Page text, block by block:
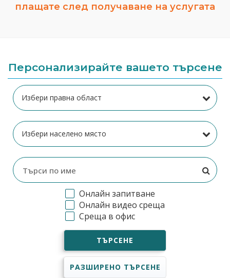
плащате след получаване на услугата
Персонализирайте вашето търсене
Онлайн запитване
Онлайн видео среща
Среща в офис
ТЪРСЕНЕ
РАЗШИРЕНО ТЪРСЕНЕ